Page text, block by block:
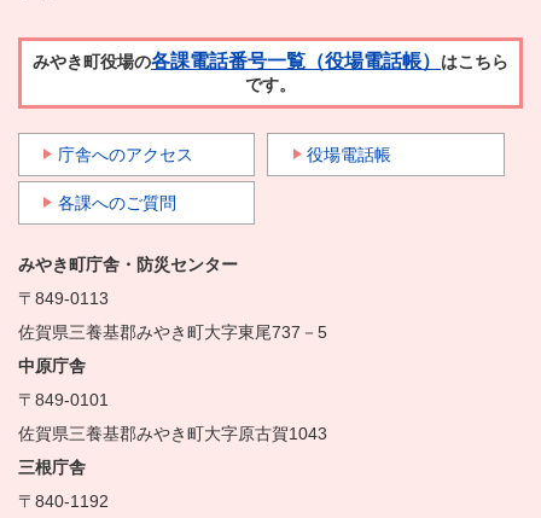
みやき町役場の各課電話番号一覧（役場電話帳） はこちら
です。
庁舎へのアクセス 役場電話帳
各課へのご質問
みやき町庁舎・防災センター
〒849-0113
佐賀県三養基郡みやき町大字東尾737－5
中原庁舎
〒849-0101
佐賀県三養基郡みやき町大字原古賀1043
三根庁舎
〒840-1192